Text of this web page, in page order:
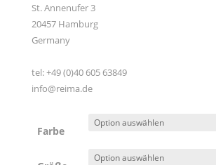
St. Annenufer 3
20457 Hamburg
Germany
tel: +49 (0)40 605 63849
info@reima.de
Farbe